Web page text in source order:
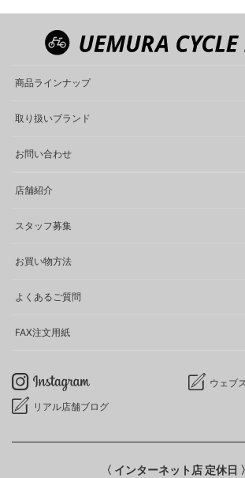
商品ラインナップ
取り扱いブランド
お問い合わせ
店舗紹介
スタッフ募集
お買い物方法
よくあるご質問
FAX注文用紙
ウェブ
リアル店舗ブログ
〈 インターネット店 定休日 〉